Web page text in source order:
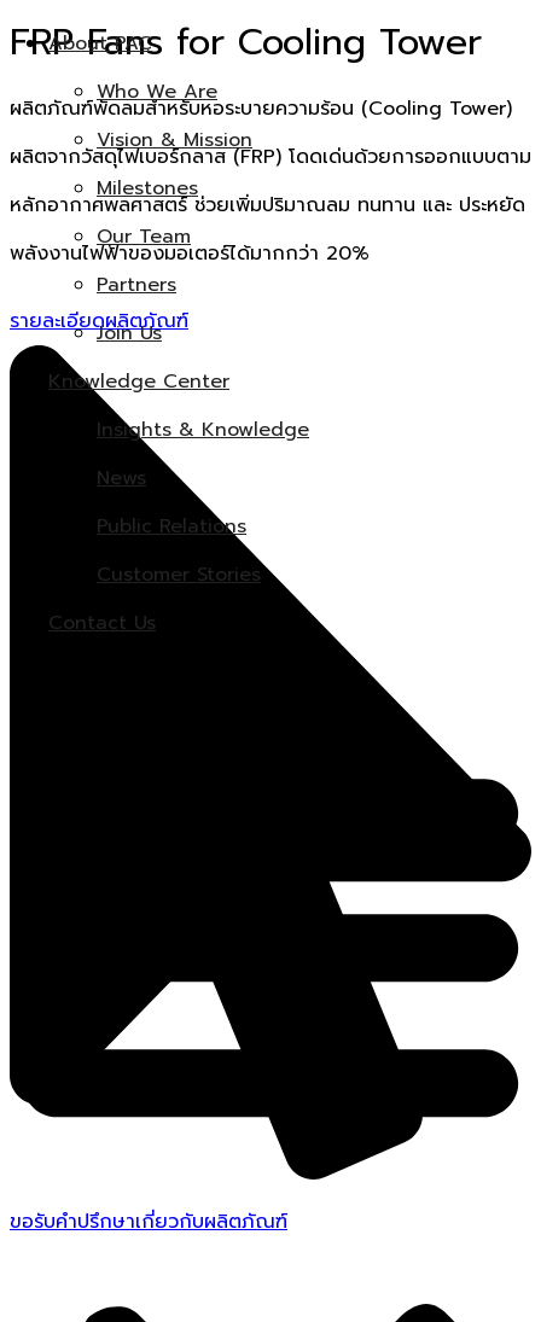
About PAC
Who We Are
Vision & Mission
Milestones
Our Team
Partners
Join Us
Knowledge Center
Insights & Knowledge
News
Public Relations
Customer Stories
Contact Us
FRP Fans for Cooling Tower
ผลิตภัณฑ์พัดลมสำหรับหอระบายความร้อน (Cooling Tower)
ผลิตจากวัสดุไฟเบอร์กลาส (FRP) โดดเด่นด้วยการออกแบบตาม
หลักอากาศพลศาสตร์ ช่วยเพิ่มปริมาณลม ทนทาน และ ประหยัด
พลังงานไฟฟ้าของมอเตอร์ได้มากกว่า 20%
รายละเอียดผลิตภัณฑ์
ขอรับคำปรึกษาเกี่ยวกับผลิตภัณฑ์